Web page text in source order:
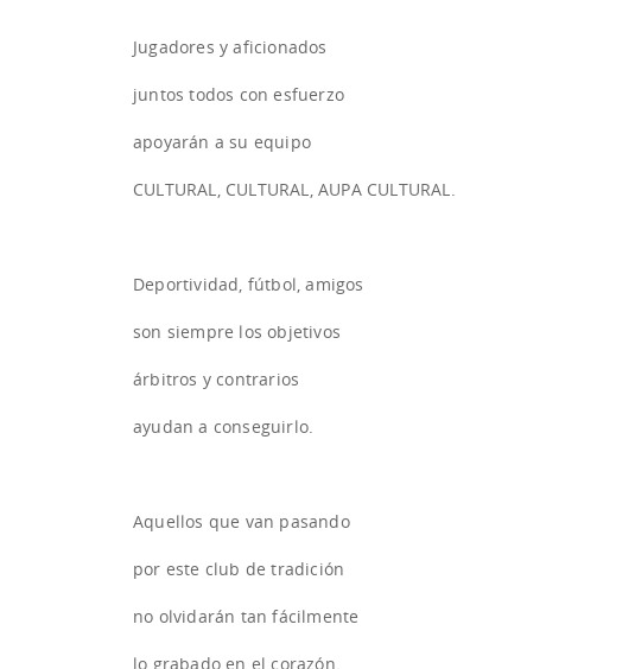
Jugadores y aficionados
juntos todos con esfuerzo
apoyarán a su equipo
CULTURAL, CULTURAL, AUPA CULTURAL.
Deportividad, fútbol, amigos
son siempre los objetivos
árbitros y contrarios
ayudan a conseguirlo.
Aquellos que van pasando
por este club de tradición
no olvidarán tan fácilmente
lo grabado en el corazón.